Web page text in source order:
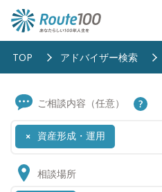
TOP アドバイザー検索
ご相談内容（任意）
× 資産形成・運用
相談場所